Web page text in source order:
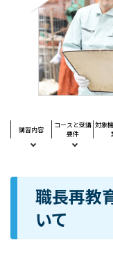
講習内容
コースと受講
要件
対象
職長再教
いて